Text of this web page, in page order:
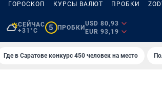
ГОРОСКОП КУРСЫ ВАЛЮТ ПРОБКИ
СЕЙЧАС
+31°C
5 ПРОБКИ
USD 80,93
EUR 93,19
Где в Саратове конкурс 450 человек на место